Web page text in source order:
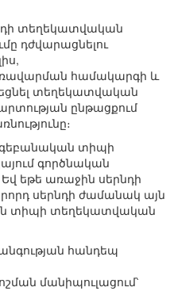
տեղեկատվական
դժվարացնելու
համակարգի և
տեղեկատվական
ընթացքում
տիպի
գործնական
եթե առաջին սերնդի
սերնդի ժամանակ այն
տիպի տեղեկատվական
հանդեպ
մանիպուլացում՝